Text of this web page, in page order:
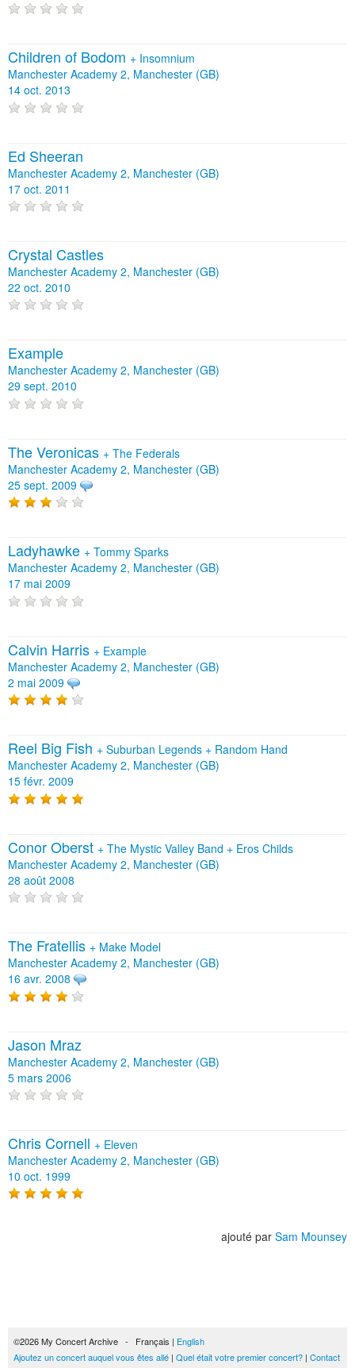
Children of Bodom + Insomnium
Manchester Academy 2, Manchester (GB)
14 oct. 2013
Ed Sheeran
Manchester Academy 2, Manchester (GB)
17 oct. 2011
Crystal Castles
Manchester Academy 2, Manchester (GB)
22 oct. 2010
Example
Manchester Academy 2, Manchester (GB)
29 sept. 2010
The Veronicas + The Federals
Manchester Academy 2, Manchester (GB)
25 sept. 2009
Ladyhawke + Tommy Sparks
Manchester Academy 2, Manchester (GB)
17 mai 2009
Calvin Harris + Example
Manchester Academy 2, Manchester (GB)
2 mai 2009
Reel Big Fish + Suburban Legends + Random Hand
Manchester Academy 2, Manchester (GB)
15 févr. 2009
Conor Oberst + The Mystic Valley Band + Eros Childs
Manchester Academy 2, Manchester (GB)
28 août 2008
The Fratellis + Make Model
Manchester Academy 2, Manchester (GB)
16 avr. 2008
Jason Mraz
Manchester Academy 2, Manchester (GB)
5 mars 2006
Chris Cornell + Eleven
Manchester Academy 2, Manchester (GB)
10 oct. 1999
ajouté par Sam Mounsey
©2026 My Concert Archive - Français | English
Ajoutez un concert auquel vous êtes allé | Quel était votre premier concert? | Contact